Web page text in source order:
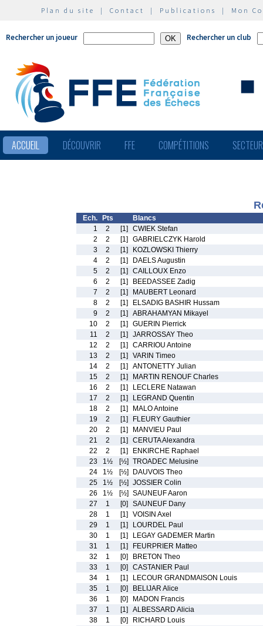
Plan du site | Contact | Publications | Mon
Rechercher un joueur Rechercher un club
ACCUEIL DÉCOUVRIR FFE COMPÉTITIONS
Ech. Pts
Blancs
1
2 [1]
CWIEK Stefan
2
2 [1]
GABRIELCZYK Harold
3
2 [1]
KOZLOWSKI Thierry
4
2 [1]
DAELS Augustin
5
2 [1]
CAILLOUX Enzo
6
2 [1]
BEEDASSEE Zadig
7
2 [1]
MAUBERT Leonard
8
2 [1]
ELSADIG BASHIR Hussam
9
2 [1]
ABRAHAMYAN Mikayel
10
2 [1]
GUERIN Pierrick
11
2 [1]
JARROSSAY Theo
12
2 [1]
CARRIOU Antoine
13
2 [1]
VARIN Timeo
14
2 [1]
ANTONETTY Julian
15
2 [1]
MARTIN RENOUF Charles
16
2 [1]
LECLERE Natawan
17
2 [1]
LEGRAND Quentin
18
2 [1]
MALO Antoine
19
2 [1]
FLEURY Gauthier
20
2 [1]
MANVIEU Paul
21
2 [1]
CERUTA Alexandra
22
2 [1]
ENKIRCHE Raphael
23
1½ [½] TROADEC Melusine
24
1½ [½]
DAUVOIS Theo
25
1½ [½] JOSSIER Colin
26
1½ [½] SAUNEUF Aaron
27
1 [0]
SAUNEUF Dany
28
1 [1]
VOISIN Axel
29
1 [1]
LOURDEL Paul
30
1 [1]
LEGAY GADEMER Martin
31
1 [1]
FEURPRIER Matteo
32
1 [0]
BRETON Theo
33
1 [0]
CASTANIER Paul
34
1 [1]
LECOUR GRANDMAISON Louis
35
1 [0]
BELIJAR Alice
36
1 [0]
MADON Francis
37
1 [1]
ALBESSARD Alicia
38
1 [0]
RICHARD Louis